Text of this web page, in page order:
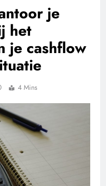
je
het
je cashflow
4 Mins